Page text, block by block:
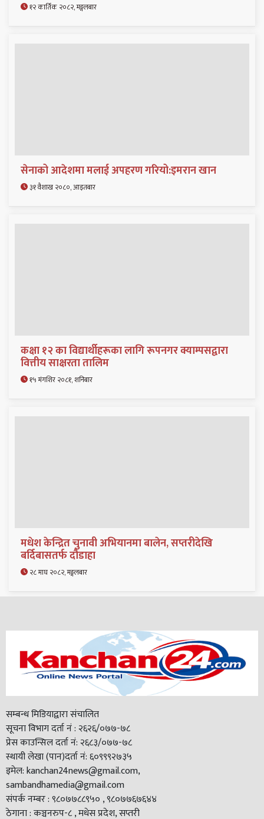
१२ कार्तिक २०८२, मङ्गलबार
सेनाको आदेशमा मलाई अपहरण गरियो:इमरान खान
३१ वैशाख २०८०, आइतबार
कक्षा १२ का विद्यार्थीहरूका लागि रूपनगर क्याम्पसद्वारा
वित्तीय साक्षरता तालिम
१५ मंगशिर २०८१, शनिबार
मधेश केन्द्रित चुनावी अभियानमा बालेन, सप्तरीदेखि
बर्दिबासतर्फ दौडाहा
२८ माघ २०८२, मङ्गलबार
सम्बन्ध मिडियाद्वारा संचालित
सूचना विभाग दर्ता नं : २६२६/०७७-७८
प्रेस काउन्सिल दर्ता नं: २६८३/०७७-७८
स्थायी लेखा (पान)दर्ता नं: ६०९९९२७३५
इमेल: kanchan24news@gmail.com,
sambandhamedia@gmail.com
संपर्क नम्बर : ९८०७७८८९५० , ९८०७७६७६४४
ठेगाना : कञ्चनरुप-८ , मधेस प्रदेश, सप्तरी